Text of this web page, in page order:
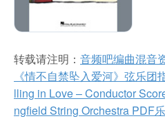
转载请注明： 音频吧编曲混音
《情不自禁坠入爱河》弦乐团
lling in Love – Conductor
ngfield String Orchestra PDF